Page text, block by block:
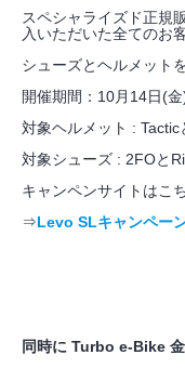
スペシャライズド正規
⼊いただいた全てのお
シューズとヘルメット
開催期間：10月14日(
対象ヘルメット : Tactic
対象シューズ : 2FOと
キャンペンサイトはこ
⇒Levo SLキャンペー
同時に Turbo e-Bike 金